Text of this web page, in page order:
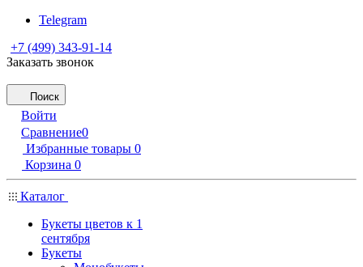
Telegram
+7 (499) 343-91-14
Заказать звонок
Поиск
Войти
Сравнение0
Избранные товары 0
Корзина 0
Каталог
Букеты цветов к 1
сентября
Букеты